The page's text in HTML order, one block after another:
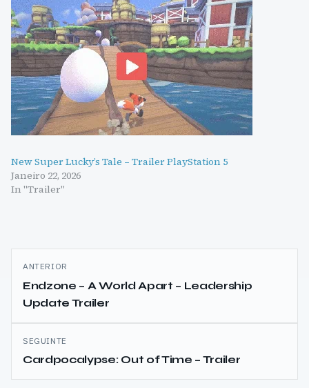
New Super Lucky’s Tale – Trailer PlayStation 5
Janeiro 22, 2026
In "Trailer"
Navegação
de
artigos
ANTERIOR
Endzone – A World Apart – Leadership
Update Trailer
SEGUINTE
Cardpocalypse: Out of Time – Trailer